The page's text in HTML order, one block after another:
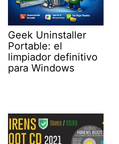
Geek Uninstaller
Portable: el
limpiador definitivo
para Windows